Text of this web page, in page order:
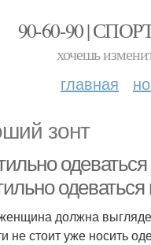
90-60-90 |
хочешь
главная
зонт
должна
не стоит уже носить